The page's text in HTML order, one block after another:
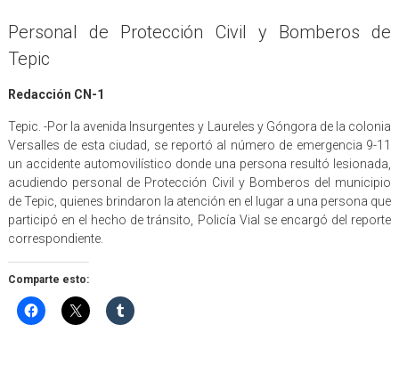
Personal de Protección Civil y Bomberos de
Tepic
Redacción CN-1
Tepic. -Por la avenida Insurgentes y Laureles y Góngora de la colonia
Versalles de esta ciudad, se reportó al número de emergencia 9-11
un accidente automovilístico donde una persona resultó lesionada,
acudiendo personal de Protección Civil y Bomberos del municipio
de Tepic, quienes brindaron la atención en el lugar a una persona que
participó en el hecho de tránsito, Policía Vial se encargó del reporte
correspondiente.
Comparte esto: